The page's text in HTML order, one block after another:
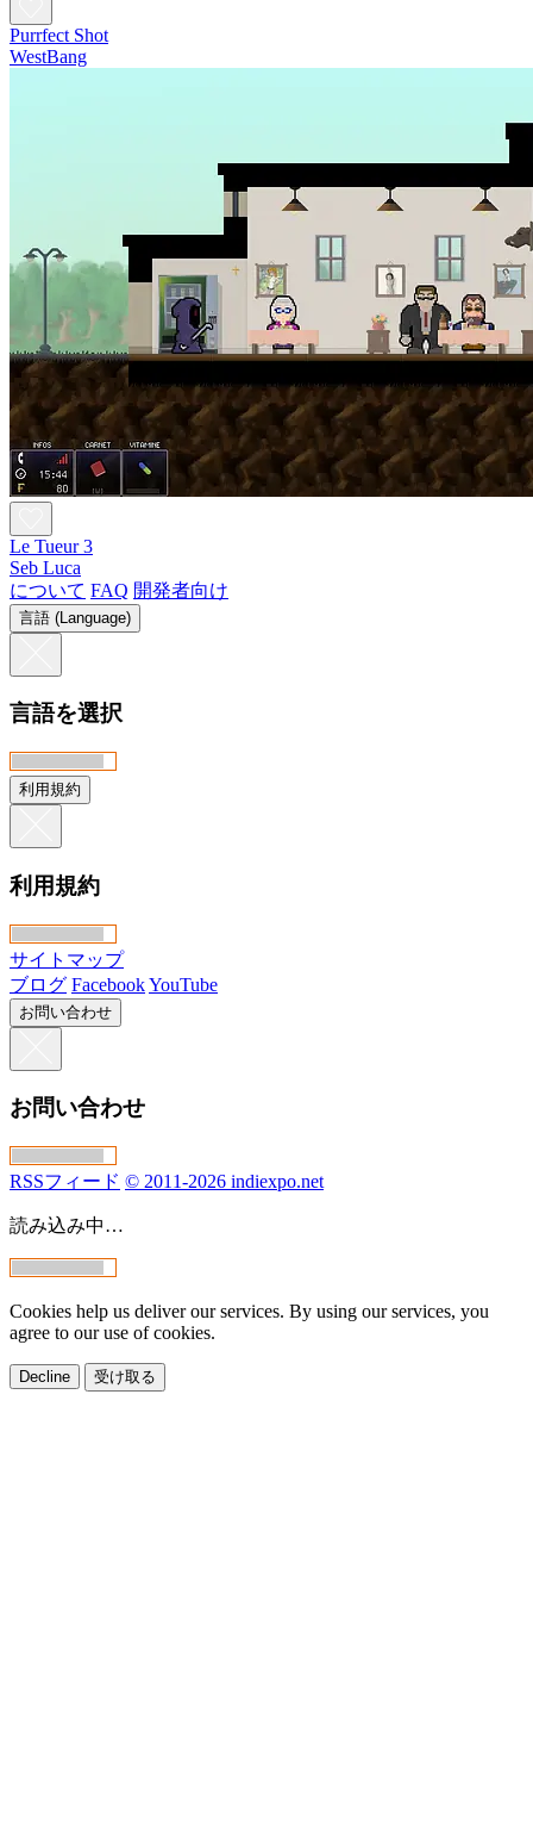
Purrfect Shot
WestBang
Le Tueur 3
Seb Luca
について FAQ 開発者向け
言語 (Language)
言語を選択
利用規約
利用規約
サイトマップ
ブログ FacebookYouTube
お問い合わせ
お問い合わせ
RSSフィード © 2011-2026 indiexpo.net
読み込み中…
Cookies help us deliver our services. By using our services, you
agree to our use of cookies.
Decline 受け取る